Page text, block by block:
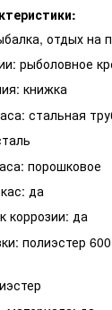
отдых на
рыболовное
книжка
стальная
порошковое
да
коррозии: да
полиэстер